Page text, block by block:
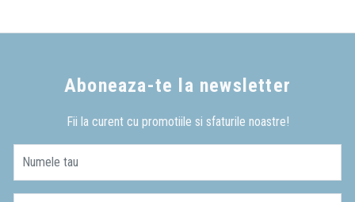
Aboneaza-te la newsletter
Fii la curent cu promotiile si sfaturile noastre!
Numele tau